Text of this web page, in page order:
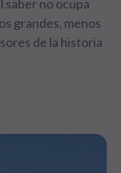
saber no ocupa
grandes, menos
de la historia